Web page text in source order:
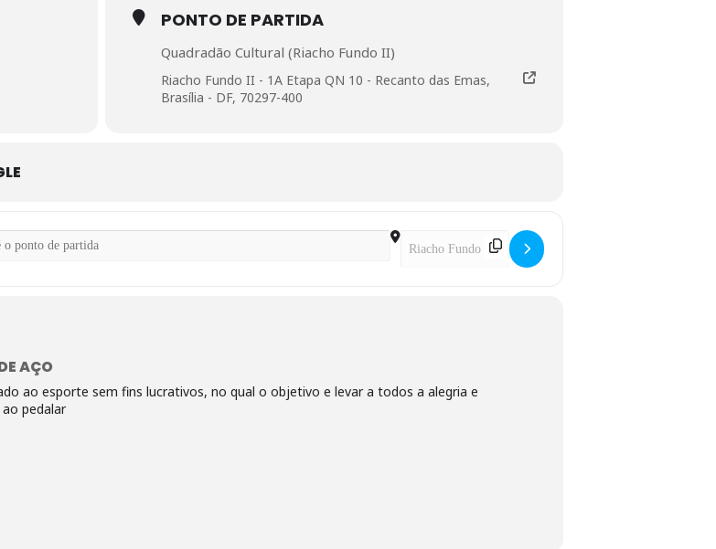
PONTO DE PARTIDA
Quadradão Cultural (Riacho Fundo II)
Riacho Fundo II - 1A Etapa QN 10 - Recanto das Emas,
Brasília - DF, 70297-400
Destination Address - Pedal Intermediário []
AÇO
ao esporte sem fins lucrativos, no qual o objetivo e levar a todos a alegria e
pedalar